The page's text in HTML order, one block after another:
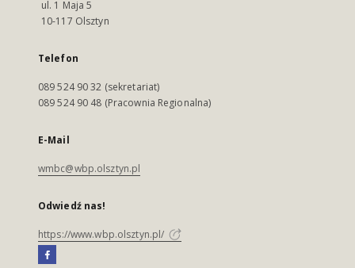
ul. 1 Maja 5
10-117 Olsztyn
Telefon
089 524 90 32 (sekretariat)
089 524 90 48 (Pracownia Regionalna)
E-Mail
wmbc@wbp.olsztyn.pl
Odwiedź nas!
https://www.wbp.olsztyn.pl/